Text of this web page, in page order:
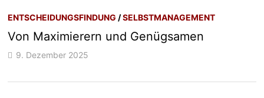
ENTSCHEIDUNGSFINDUNG /SELBSTMANAGEMENT
Von Maximierern und Genügsamen
9. Dezember 2025